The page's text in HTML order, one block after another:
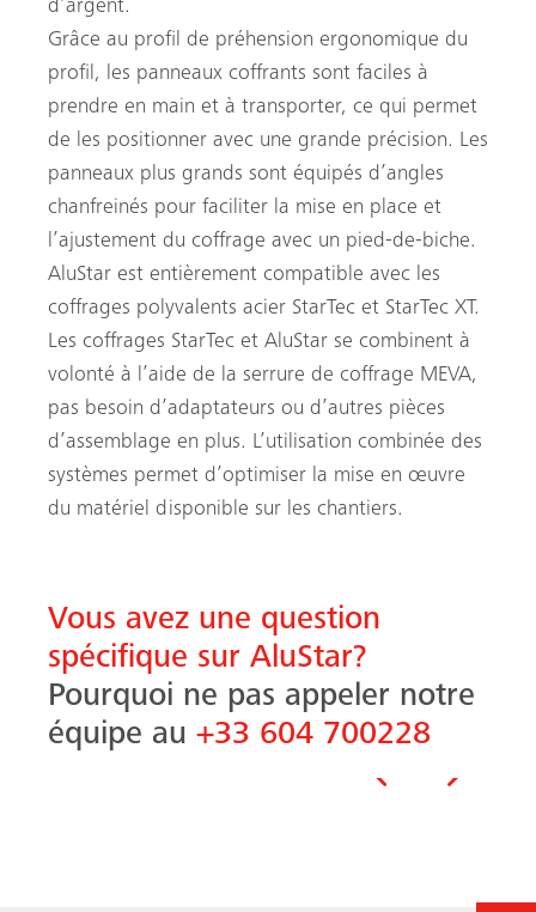
d’argent.
Grâce au profil de préhension ergonomique du
profil, les panneaux coffrants sont faciles à
prendre en main et à transporter, ce qui permet
de les positionner avec une grande précision. Les
panneaux plus grands sont équipés d’angles
chanfreinés pour faciliter la mise en place et
l’ajustement du coffrage avec un pied-de-biche.
AluStar est entièrement compatible avec les
coffrages polyvalents acier StarTec et StarTec XT.
Les coffrages StarTec et AluStar se combinent à
volonté à l’aide de la serrure de coffrage MEVA,
pas besoin d’adaptateurs ou d’autres pièces
d’assemblage en plus. L’utilisation combinée des
systèmes permet d’optimiser la mise en œuvre
du matériel disponible sur les chantiers.
Vous avez une question
spécifique sur AluStar?
Pourquoi ne pas appeler notre
équipe au +33 604 700228